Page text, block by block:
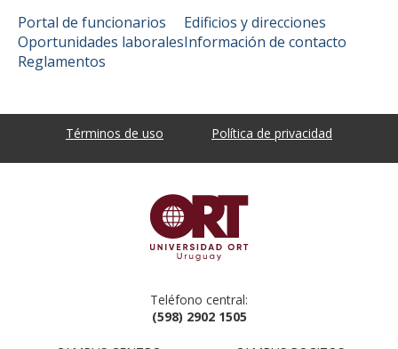
Portal de funcionarios
Oportunidades laborales
Reglamentos
Edificios y direcciones
Información de contacto
Términos de uso Política de privacidad
Teléfono central:
(598) 2902 1505